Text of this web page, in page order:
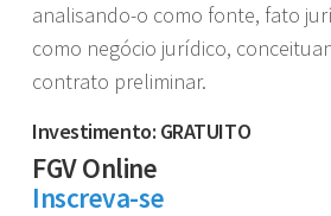
analisando-o como fonte, fato
como negócio jurídico,
contrato preliminar.
Investimento: GRATUITO
FGV Online
Inscreva-se